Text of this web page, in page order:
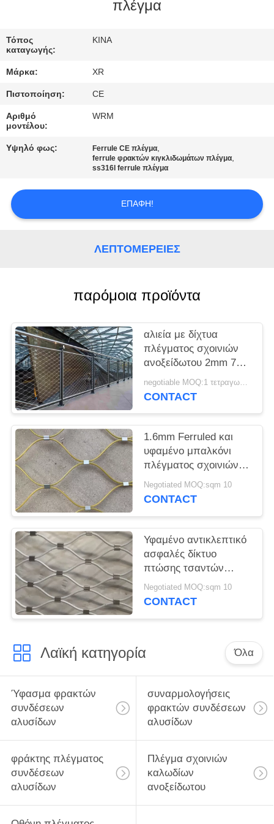
ΜΑΣ
ΕΛΆΤΕ
ΕΠΑΦΉ
ΜΕ
ΑΠΌΣΠΑΣΜΑ
πλέγμα
Τόπος
καταγωγής:
ΚΙΝΑ
Μάρκα: XR
Πιστοποίηση: CE
Αριθμό
μοντέλου:
WRM
Υψηλό φως: Ferrule CE πλέγμα,
ferrule φρακτών κιγκλιδωμάτων πλέγμα,
ss316l ferrule πλέγμα
ΕΠΑΦΉ!
ΛΕΠΤΟΜΈΡΕΙΕΣ
παρόμοια προϊόντα
αλιεία με δίχτυα
πλέγματος σχοινιών
ανοξείδωτου 2mm 7x7
για το ανυψωμένο
κιγκλίδωμα διάβασης
negotiable MOQ:1 τετραγωνικό μέτρο
CONTACT
1.6mm Ferruled και
υφαμένο μπαλκόνι
πλέγματος σχοινιών
καλωδίων ανοξείδωτου
7 * 19 γεμάτο
Negotiated MOQ:sqm 10
CONTACT
Υφαμένο αντικλεπτικό
ασφαλές δίκτυο
πτώσης τσαντών
πλέγματος σχοινιών
7x19 για τον προβολέα
Negotiated MOQ:sqm 10
CONTACT
Λαϊκή κατηγορία Όλα
Ύφασμα φρακτών
συνδέσεων
αλυσίδων
συναρμολογήσεις
φρακτών συνδέσεων
αλυσίδων
φράκτης πλέγματος
συνδέσεων
αλυσίδων
Πλέγμα σχοινιών
καλωδίων
ανοξείδωτου